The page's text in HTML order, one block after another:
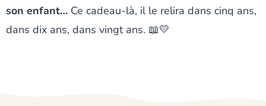
son enfant… Ce cadeau-là, il le relira dans cinq ans,
dans dix ans, dans vingt ans. 📖💛